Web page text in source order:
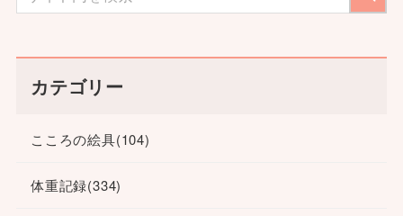
カテゴリー
こころの絵具(104)
体重記録(334)